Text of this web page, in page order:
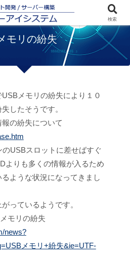
USBメモリの紛失
モリの紛失
メモリの紛失により１０
したそうです。
の紛失について
USBスロットに差せばすぐ
よりも多くの情報が入るため
ような状況になってきまし
っているようです。
モリの紛失
news?
メモリ+紛失&ie=UTF-
検索